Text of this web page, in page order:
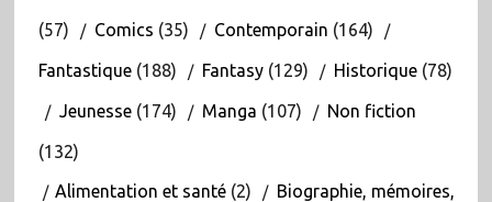
(57) Comics (35) Contemporain (164)
Fantastique(188) Fantasy(129) Historique(78)
Jeunesse(174) Manga (107) Non fiction
(132)
Alimentation et santé(2) Biographie, mémoires,